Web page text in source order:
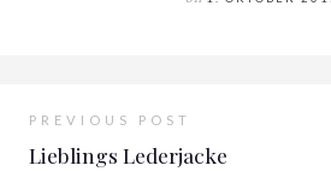
PREVIOUS POST
Lieblings Lederjacke